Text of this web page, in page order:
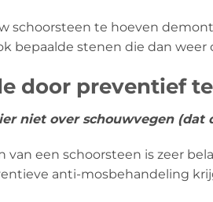
schoorsteen te hoeven
bepaalde stenen die dan
door preventief
niet over schouwvegen (dat
van een schoorsteen is zeer
anti-mosbehandeling